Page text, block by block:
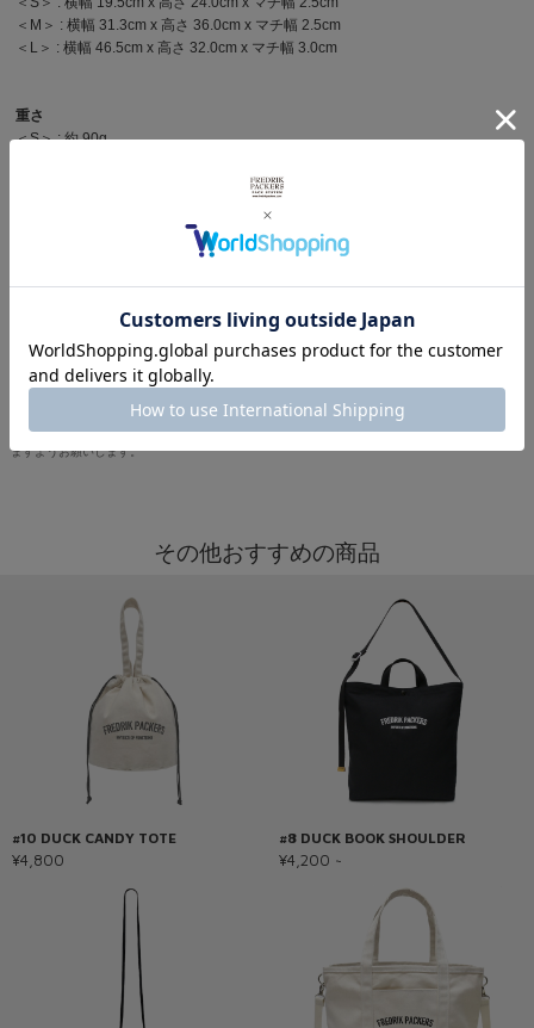
＜M＞ : 横幅 31.3cm x 高さ 36.0cm x マチ幅 2.5cm
＜L＞ : 横幅 46.5cm x 高さ 32.0cm x マチ幅 3.0cm
重さ
＜S＞ : 約 90g
その他キャンバスバッグを見る
※製品詳細画像は実際の商品とは違う画像を使用している場合もございますので、ご注意下さい
ますようお願いします。
その他おすすめの商品
#10 DUCK CANDY TOTE
¥4,800
#8 DUCK BOOK SHOULDER
¥4,200 ~